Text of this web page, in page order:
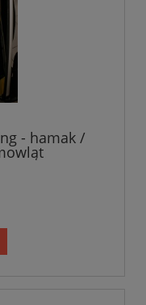
- hamak /